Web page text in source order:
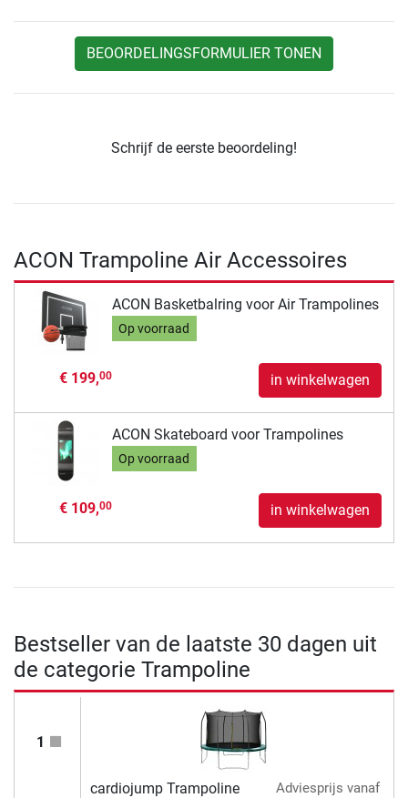
BEOORDELINGSFORMULIER TONEN
Schrijf de eerste beoordeling!
ACON Trampoline Air Accessoires
ACON Basketbalring voor Air Trampolines
Op voorraad
€ 199,00 in winkelwagen
ACON Skateboard voor Trampolines
Op voorraad
€ 109,00 in winkelwagen
Bestseller van de laatste 30 dagen uit
de categorie Trampoline
1
cardiojump Trampoline
Adviesprijs vanaf